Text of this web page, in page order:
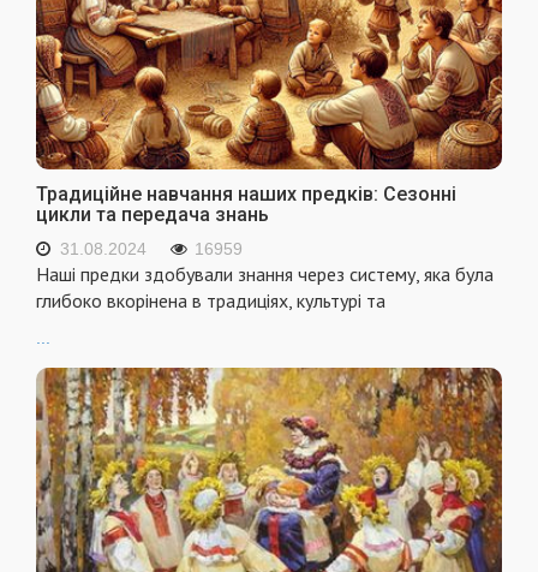
Традиційне навчання наших предків: Сезонні
цикли та передача знань
31.08.2024 16959
Наші предки здобували знання через систему, яка була
глибоко вкорінена в традиціях, культурі та
...